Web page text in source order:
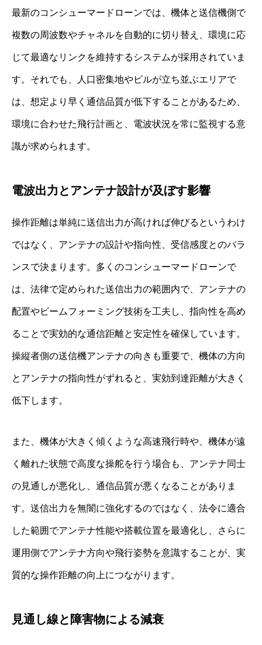
最新のコンシューマードローンでは、機体と送信機側で
複数の周波数やチャネルを自動的に切り替え、環境に応
じて最適なリンクを維持するシステムが採用されていま
す。それでも、人口密集地やビルが立ち並ぶエリアで
は、想定より早く通信品質が低下することがあるため、
環境に合わせた飛行計画と、電波状況を常に監視する意
識が求められます。
電波出力とアンテナ設計が及ぼす影響
操作距離は単純に送信出力が高ければ伸びるというわけ
ではなく、アンテナの設計や指向性、受信感度とのバラ
ンスで決まります。多くのコンシューマードローンで
は、法律で定められた送信出力の範囲内で、アンテナの
配置やビームフォーミング技術を工夫し、指向性を高め
ることで実効的な通信距離と安定性を確保しています。
操縦者側の送信機アンテナの向きも重要で、機体の方向
とアンテナの指向性がずれると、実効到達距離が大きく
低下します。
また、機体が大きく傾くような高速飛行時や、機体が遠
く離れた状態で高度な操舵を行う場合も、アンテナ同士
の見通しが悪化し、通信品質が悪くなることがありま
す。送信出力を無闇に強化するのではなく、法令に適合
した範囲でアンテナ性能や搭載位置を最適化し、さらに
運用側でアンテナ方向や飛行姿勢を意識することが、実
質的な操作距離の向上につながります。
見通し線と障害物による減衰